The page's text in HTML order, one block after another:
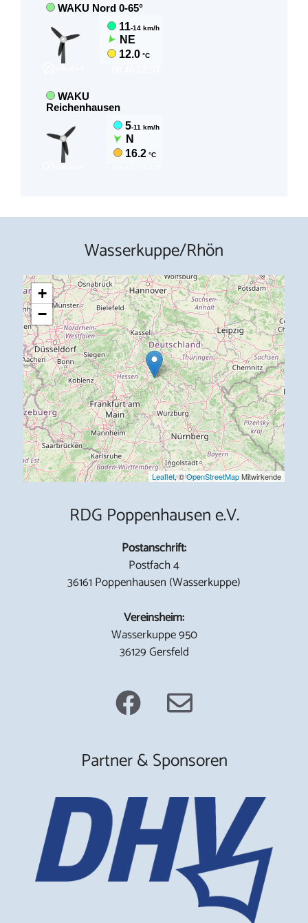
Wasserkuppe/Rhön
+
−
Leaflet, ©OpenStreetMapMitwirkende
RDG Poppenhausen e.V.
Postanschrift:
Postfach 4
36161 Poppenhausen (Wasserkuppe)
Vereinsheim:
Wasserkuppe 950
36129 Gersfeld
Partner & Sponsoren